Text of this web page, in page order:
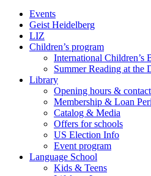
Events
Geist Heidelberg
LIZ
Children’s program
International Children’s
Summer Reading at
Library
Opening hours & contact
Membership & Loan
Catalog & Media
Offers for schools
US Election Info
Event program
Language School
Kids & Teens